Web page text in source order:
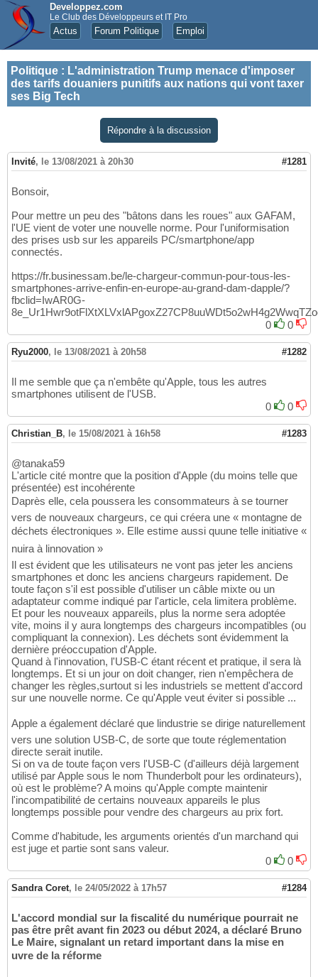
Developpez.com
Le Club des Développeurs et IT Pro
Actus Forum Politique Emploi
Politique : L'administration Trump menace d'imposer
des tarifs douaniers punitifs aux nations qui vont taxer
ses Big Tech
Répondre à la discussion
Invité, le 13/08/2021 à 20h30 #1281
Bonsoir,
Pour mettre un peu des "bâtons dans les roues" aux GAFAM,
l'UE vient de voter une nouvelle norme. Pour l'uniformisation
des prises usb sur les appareils PC/smartphone/app
connectés.
https://fr.businessam.be/le-chargeur-commun-pour-tous-les-
smartphones-arrive-enfin-en-europe-au-grand-dam-dapple/?
fbclid=IwAR0G-
0
0
Ryu2000, le 13/08/2021 à 20h58 #1282
Il me semble que ça n'embête qu'Apple, tous les autres
smartphones utilisent de l'USB.
0
0
Christian_B, le 15/08/2021 à 16h58 #1283
@tanaka59
L'article cité montre que la position d'Apple (du moins telle que
présentée) est incohérente
Daprès elle, cela poussera les consommateurs à se tourner
vers de nouveaux chargeurs, ce qui créera une « montagne de
déchets électroniques ». Elle estime aussi quune telle initiative «
nuira à linnovation »
Il est évident que les utilisateurs ne vont pas jeter les anciens
smartphones et donc les anciens chargeurs rapidement. De
toute façon s'il est possible d'utiliser un câble mixte ou un
adaptateur comme indiqué par l'article, cela limitera problème.
Et pour les nouveaux appareils, plus la norme sera adoptée
vite, moins il y aura longtemps des chargeurs incompatibles (ou
compliquant la connexion). Les déchets sont évidemment la
dernière préoccupation d'Apple.
Quand à l'innovation, l'USB-C étant récent et pratique, il sera là
longtemps. Et si un jour on doit changer, rien n'empêchera de
changer les règles,surtout si les industriels se mettent d'accord
sur une nouvelle norme. Ce qu'Apple veut éviter si possible ...
Apple a également déclaré que lindustrie se dirige naturellement
vers une solution USB-C, de sorte que toute réglementation
directe serait inutile.
Si on va de toute façon vers l'USB-C (d'ailleurs déjà largement
utilisé par Apple sous le nom Thunderbolt pour les ordinateurs),
où est le problème? A moins qu'Apple compte maintenir
l'incompatibilité de certains nouveaux appareils le plus
longtemps possible pour vendre des chargeurs au prix fort.
Comme d'habitude, les arguments orientés d'un marchand qui
est juge et partie sont sans valeur.
0
0
Sandra Coret, le 24/05/2022 à 17h57 #1284
L'accord mondial sur la fiscalité du numérique pourrait ne
pas être prêt avant fin 2023 ou début 2024, a déclaré Bruno
Le Maire, signalant un retard important dans la mise en
uvre de la réforme